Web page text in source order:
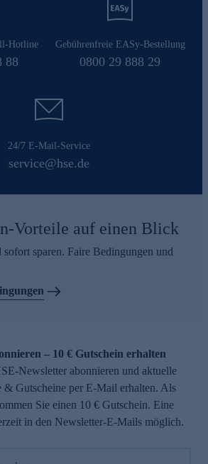
Hotline
88
Gebührenfreie EASy-Bestellung
0800 29 888 29
24/7 E-Mail-Service
service@hse.de
Vorteile auf einen Blick
sparen. Faire Bedingungen und
– 10 € Gutschein erhalten
Newsletter abonnieren und aktuelle
& Gutscheine per E-Mail erhalten. Als
Sie einen 10 € Gutschein. Eine
in den Newsletter-E-Mails möglich.